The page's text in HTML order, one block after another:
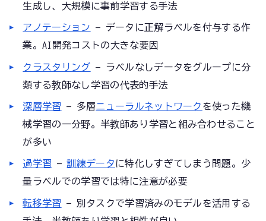
生成し、大規模に事前学習する手法
アノテーション
— データに正解ラベルを付与する作
業。AI開発コストの大きな要因
クラスタリング — ラベルなしデータをグループに分
類する教師なし学習の代表的手法
深層学習 — 多層 ニューラルネットワーク を使った機
械学習の一分野。半教師あり学習と組み合わせること
が多い
過学習 —訓練データ に特化しすぎてしまう問題。少
量ラベルでの学習では特に注意が必要
転移学習
— 別タスクで学習済みのモデルを活用する